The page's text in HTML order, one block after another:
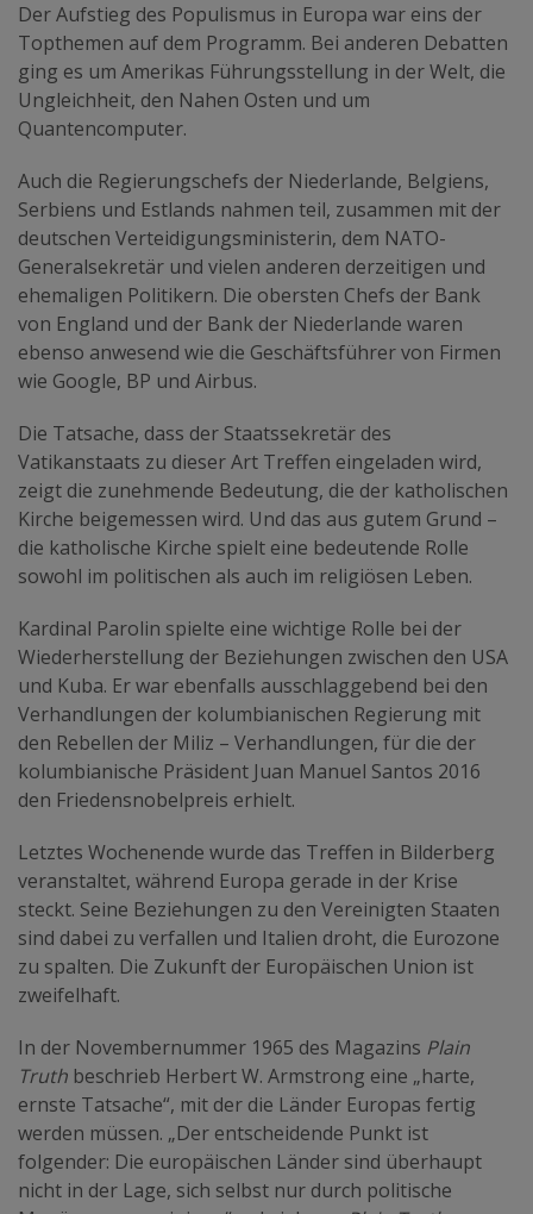
Der Aufstieg des Populismus in Europa war eins der
Topthemen auf dem Programm. Bei anderen Debatten
ging es um Amerikas Führungsstellung in der Welt, die
Ungleichheit, den Nahen Osten und um
Quantencomputer.
Auch die Regierungschefs der Niederlande, Belgiens,
Serbiens und Estlands nahmen teil, zusammen mit der
deutschen Verteidigungsministerin, dem NATO-
Generalsekretär und vielen anderen derzeitigen und
ehemaligen Politikern. Die obersten Chefs der Bank
von England und der Bank der Niederlande waren
ebenso anwesend wie die Geschäftsführer von Firmen
wie Google, BP und Airbus.
Die Tatsache, dass der Staatssekretär des
Vatikanstaats zu dieser Art Treffen eingeladen wird,
zeigt die zunehmende Bedeutung, die der katholischen
Kirche beigemessen wird. Und das aus gutem Grund –
die katholische Kirche spielt eine bedeutende Rolle
sowohl im politischen als auch im religiösen Leben.
Kardinal Parolin spielte eine wichtige Rolle bei der
Wiederherstellung der Beziehungen zwischen den USA
und Kuba. Er war ebenfalls ausschlaggebend bei den
Verhandlungen der kolumbianischen Regierung mit
den Rebellen der Miliz – Verhandlungen, für die der
kolumbianische Präsident Juan Manuel Santos 2016
den Friedensnobelpreis erhielt.
Letztes Wochenende wurde das Treffen in Bilderberg
veranstaltet, während Europa gerade in der Krise
steckt. Seine Beziehungen zu den Vereinigten Staaten
sind dabei zu verfallen und Italien droht, die Eurozone
zu spalten. Die Zukunft der Europäischen Union ist
zweifelhaft.
In der Novembernummer 1965 des Magazins Plain
Truth beschrieb Herbert W. Armstrong eine „harte,
ernste Tatsache“, mit der die Länder Europas fertig
werden müssen. „Der entscheidende Punkt ist
folgender: Die europäischen Länder sind überhaupt
nicht in der Lage, sich selbst nur durch politische